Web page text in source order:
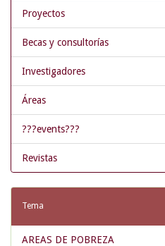
Proyectos
Becas y consultorías
Investigadores
Áreas
???events???
Revistas
Tema
AREAS DE POBREZA